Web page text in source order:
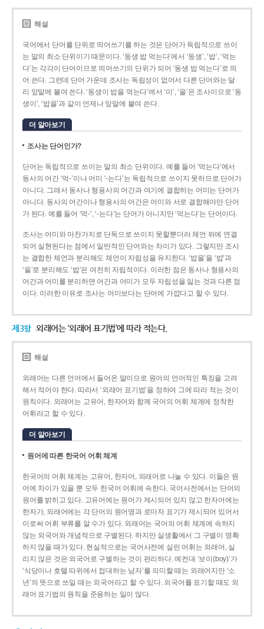
해설
국어에서 단어를 단위로 띄어쓰기를 하는 것은 단어가 독립적으로 쓰이
는 말의 최소 단위이기 때문이다. ‘동생 밥 먹는다’에서 ‘동생’, ‘밥’, ‘먹는
다’는 각각이 단어이므로 띄어쓰기의 단위가 되어 ‘동생 밥 먹는다’로 띄
어 쓴다. 그런데 단어 가운데 조사는 독립성이 없어서 다른 단어와는 달
리 앞말에 붙여 쓴다. ‘동생이 밥을 먹는다’에서 ‘이’, ‘을’은 조사이므로 ‘동
생이’, ‘밥을’과 같이 언제나 앞말에 붙여 쓴다.
더 알아보기
조사는 단어인가?
단어는 독립적으로 쓰이는 말의 최소 단위이다. 예를 들어 ‘먹는다’에서
동사의 어간 ‘먹-­’이나 어미 ‘­-는다’는 독립적으로 쓰이지 못하므로 단어가
아니다. 그래서 동사나 형용사의 어간과 여기에 결합하는 어미는 단어가
아니다. 동사의 어간이나 형용사의 어간은 어미와 서로 결합해야만 단어
가 된다. 예를 들어 ‘먹-’, ‘-는다’는 단어가 아니지만 ‘먹는다’는 단어이다.
조사는 어미와 마찬가지로 단독으로 쓰이지 못할뿐더러 체언 뒤에 연결
되어 실현된다는 점에서 일반적인 단어와는 차이가 있다. 그렇지만 조사
는 결합한 체언과 분리해도 체언이 자립성을 유지한다. ‘밥을’을 ‘밥’과
‘을’로 분리해도 ‘밥’은 여전히 자립적이다. 이러한 점은 동사나 형용사의
어간과 어미를 분리하면 어간과 어미가 모두 자립성을 잃는 것과 다른 점
이다. 이러한 이유로 조사는 어미보다는 단어에 가깝다고 할 수 있다.
제3항 외래어는 ‘외래어 표기법’에 따라 적는다.
해설
외래어는 다른 언어에서 들어온 말이므로 원어의 언어적인 특징을 고려
해서 적어야 한다. 따라서 ‘외래어 표기법’을 정하여 그에 따라 적는 것이
원칙이다. 외래어는 고유어, 한자어와 함께 국어의 어휘 체계에 정착한
어휘라고 할 수 있다.
더 알아보기
원어에 따른 한국어 어휘 체계
한국어의 어휘 체계는 고유어, 한자어, 외래어로 나눌 수 있다. 이들은 원
어에 차이가 있을 뿐 모두 한국어 어휘에 속한다. 국어사전에서는 단어의
원어를 밝히고 있다. 고유어에는 원어가 제시되어 있지 않고 한자어에는
한자가, 외래어에는 각 단어의 원어명과 로마자 표기가 제시되어 있어서
이로써 어휘 부류를 알 수가 있다. 외래어는 국어의 어휘 체계에 속하지
않는 외국어와 개념적으로 구별된다. 하지만 실생활에서 그 구별이 명확
하지 않을 때가 있다. 현실적으로는 국어사전에 실린 어휘는 외래어, 실
리지 않은 것은 외국어로 구별하는 것이 편리하다. 예컨대 ‘보이(boy)’가
‘식당이나 호텔 따위에서 접대하는 남자’를 의미할 때는 외래어지만 ‘소
년’의 뜻으로 쓰일 때는 외국어라고 할 수 있다. 외국어를 표기할 때도 외
래어 표기법의 원칙을 준용하는 일이 많다.